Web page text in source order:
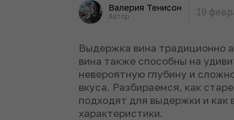
Валерия Тенисон
Автор 19
Выдержка вина традиционно
вина также способны на
невероятную глубину и
вкуса. Разбираемся, как
подходят для выдержки и как
характеристики.